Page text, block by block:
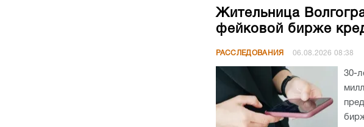
Жительница
фейковой бирже
РАССЛЕДОВАНИЯ 06.08.202608:38
30-